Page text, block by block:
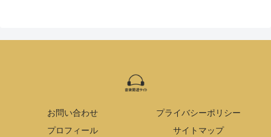
お問い合わせ
プライバシーポリシー
プロフィール
サイトマップ